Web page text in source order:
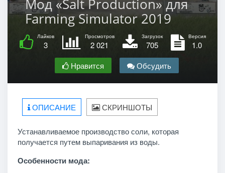
Мод «Salt Production» для
Farming Simulator 2019
Лайков
3
Просмотров
2 021
Загрузок
705
Версия
1.0
Нравится
Обсудить
ОПИСАНИЕ СКРИНШОТЫ
Устанавливаемое производство соли, которая
получается путем выпаривания из воды.
Особенности мода: